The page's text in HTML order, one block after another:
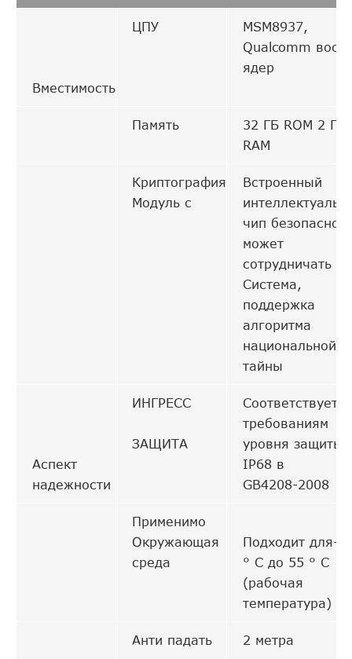
Вместимость
ЦПУ
MSM8937,
Qualcomm
ядер
Память
32 ГБ ROM 2 ГБ
RAM
Криптография
Модуль c
Встроенный
чип
может
сотрудничать с
Система,
поддержка
алгоритма
национальной
тайны
Аспект
надежности
ИНГРЕСС
ЗАЩИТА
Соответствует
требованиям
уровня защиты
IP68 в
GB4208-2008
Применимо
Окружающая
среда
Подходит для-
° C до 55 ° C
(рабочая
температура)
Анти падать 2 метра